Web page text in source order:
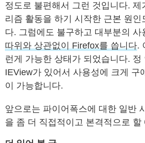
정도로 불편해서 그런 것입니다. 제
리즘 활동을 하기 시작한 근본 원인
다. 그럼에도 불구하고 대부분의 사
따위와 상관없이 Firefox를 씁니다.
런게 가능한 상태가 되었습니다. 정
IEView가 있어서 사용성에 크게 구
이 가능합니다.
앞으로는 파이어폭스에 대한 일반
을 좀 더 직접적이고 본격적으로 할